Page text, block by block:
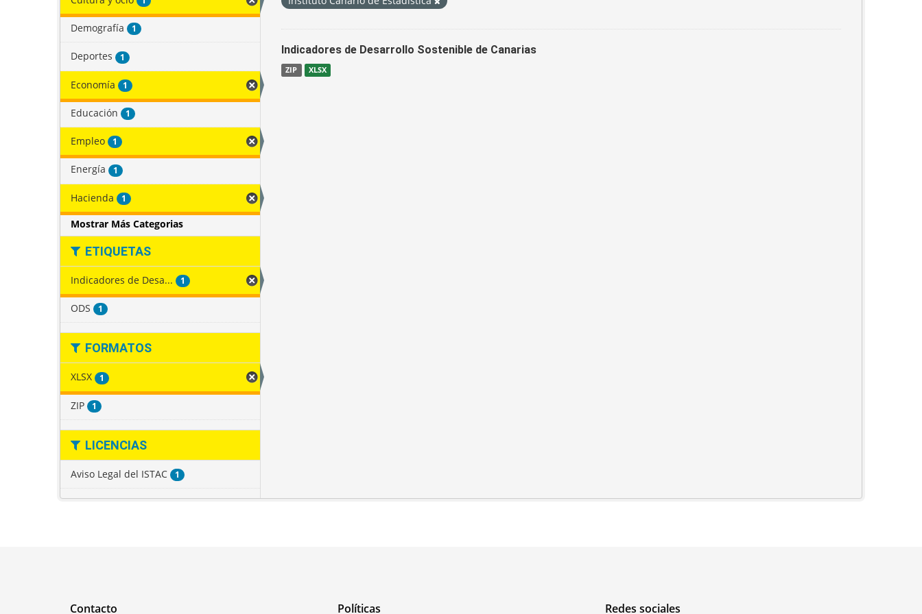
Demografía 1
Deportes 1
Economía 1
Educación 1
Empleo 1
Energía 1
Hacienda 1
Mostrar Más Categorias
ETIQUETAS
Indicadores de Desa... 1
ODS 1
FORMATOS
XLSX 1
ZIP 1
LICENCIAS
Aviso Legal del ISTAC 1
Indicadores de Desarrollo Sostenible de Canarias
ZIP XLSX
Contacto Políticas Redes sociales